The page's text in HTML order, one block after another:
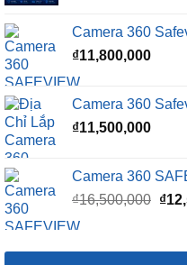
Camera 360
₫11,800,000
Camera 360
₫11,500,000
Camera 360
₫16,500,000 Giá
₫